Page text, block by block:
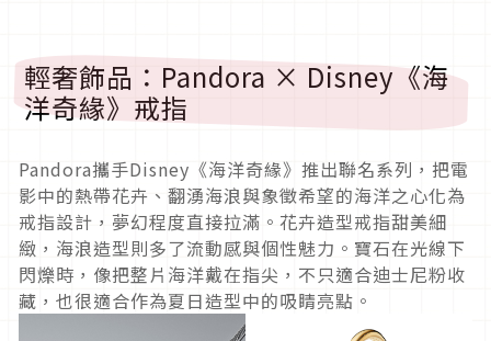
輕奢飾品：Pandora × Disney《海
洋奇緣》戒指
Pandora攜手Disney《海洋奇緣》推出聯名系列，把電
影中的熱帶花卉、翻湧海浪與象徵希望的海洋之心化為
戒指設計，夢幻程度直接拉滿。花卉造型戒指甜美細
緻，海浪造型則多了流動感與個性魅力。寶石在光線下
閃爍時，像把整片海洋戴在指尖，不只適合迪士尼粉收
藏，也很適合作為夏日造型中的吸睛亮點。